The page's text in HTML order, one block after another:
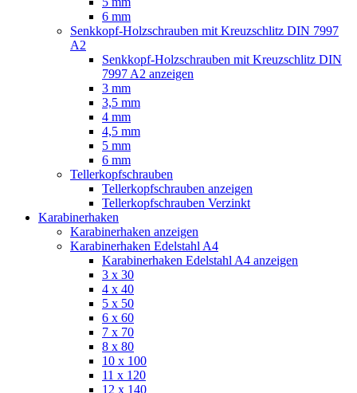
6 mm
Senkkopf-Holzschrauben mit Kreuzschlitz DIN 7997
A2
Senkkopf-Holzschrauben mit Kreuzschlitz DIN
7997 A2 anzeigen
3 mm
3,5 mm
4 mm
4,5 mm
5 mm
6 mm
Tellerkopfschrauben
Tellerkopfschrauben anzeigen
Tellerkopfschrauben Verzinkt
Karabinerhaken
Karabinerhaken anzeigen
Karabinerhaken Edelstahl A4
Karabinerhaken Edelstahl A4 anzeigen
3 x 30
4 x 40
5 x 50
6 x 60
7 x 70
8 x 80
10 x 100
11 x 120
12 x 140